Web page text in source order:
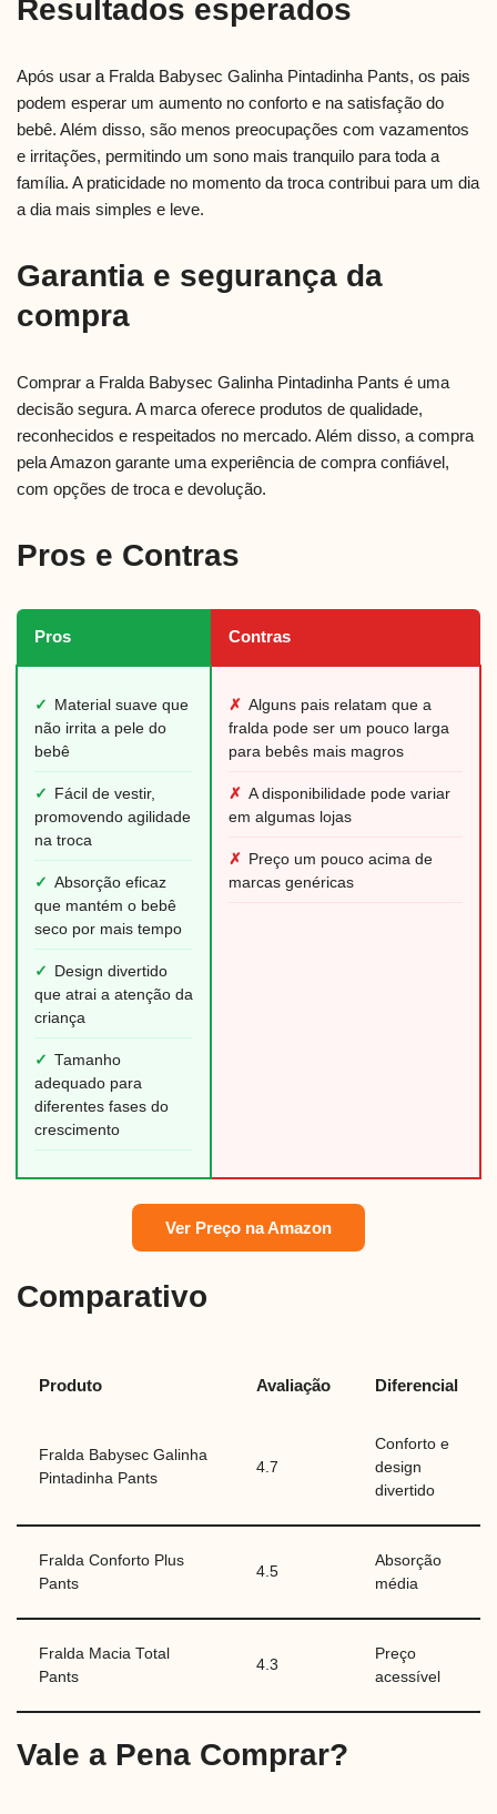
Resultados esperados
Após usar a Fralda Babysec Galinha Pintadinha Pants, os pais
podem esperar um aumento no conforto e na satisfação do
bebê. Além disso, são menos preocupações com vazamentos
e irritações, permitindo um sono mais tranquilo para toda a
família. A praticidade no momento da troca contribui para um dia
a dia mais simples e leve.
Garantia e segurança da
compra
Comprar a Fralda Babysec Galinha Pintadinha Pants é uma
decisão segura. A marca oferece produtos de qualidade,
reconhecidos e respeitados no mercado. Além disso, a compra
pela Amazon garante uma experiência de compra confiável,
com opções de troca e devolução.
Pros e Contras
Pros Contras
✓
Material suave que
não irrita a pele do
bebê
✓
Fácil de vestir,
promovendo agilidade
na troca
✓ Absorção eficaz
que mantém o bebê
seco por mais tempo
✓
Design divertido
que atrai a atenção da
criança
✓ Tamanho
adequado para
diferentes fases do
crescimento
✗ Alguns pais relatam que a
fralda pode ser um pouco larga
para bebês mais magros
✗ A disponibilidade pode variar
em algumas lojas
✗ Preço um pouco acima de
marcas genéricas
Ver Preço na Amazon
Comparativo
Produto Avaliação Diferencial
Fralda Babysec Galinha
Pintadinha Pants
4.7
Conforto e
design
divertido
Fralda Conforto Plus
Pants
4.5
Absorção
média
Fralda Macia Total
Pants
4.3
Preço
acessível
Vale a Pena Comprar?